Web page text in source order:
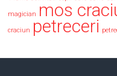
magician mos
craciun petreceri